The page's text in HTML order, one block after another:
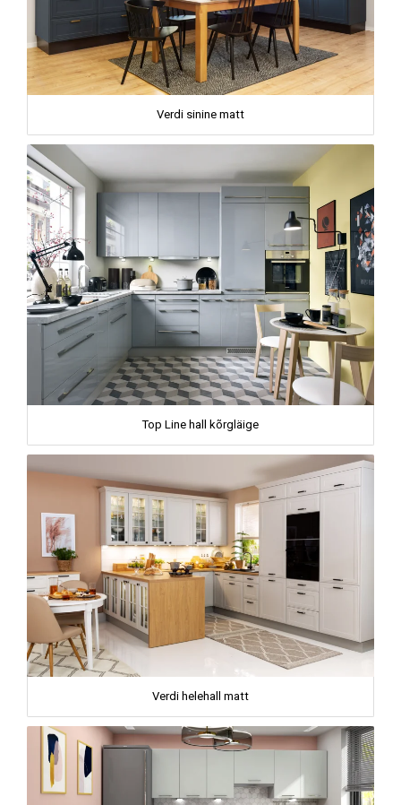
Verdi sinine matt
Top Line hall kõrgläige
Verdi helehall matt